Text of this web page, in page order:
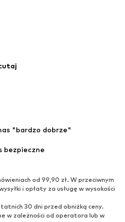
"bardzo dobrze"
bezpieczne
od 99,90 zł. W przeciwnym
i opłaty za usługę w wysokości
30 dni przed obniżką ceny.
w zależności od operatora lub w